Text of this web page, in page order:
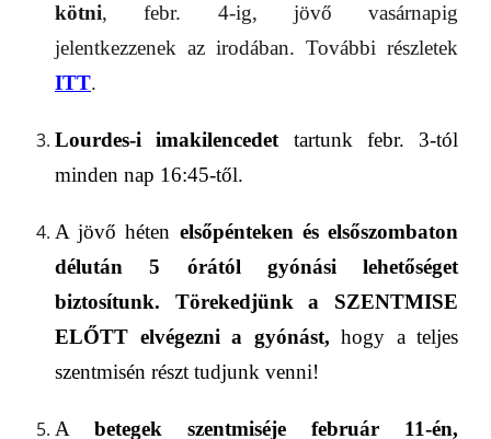
kötni, febr. 4-ig, jövő vasárnapig
jelentkezzenek az irodában. További részletek
ITT.
Lourdes-iimakilencedet tartunk febr. 3-tól
minden nap 16:45-től.
A jövő héten elsőpénteken és elsőszombaton
délután5 órától gyónási lehetőséget
biztosítunk. Törekedjünk a SZENTMISE
ELŐTT elvégezni a gyónást, hogy a teljes
szentmisén részt tudjunk venni!
A betegek szentmiséje február 11-én,